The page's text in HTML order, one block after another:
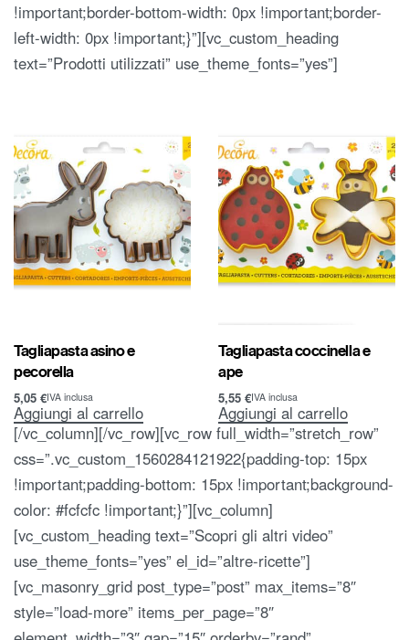
!important;border-bottom-width: 0px !important;border-
left-width: 0px !important;}”][vc_custom_heading
text=”Prodotti utilizzati” use_theme_fonts=”yes”]
Tagliapasta asino e
pecorella
5,05 €IVA inclusa
Aggiungi al carrello
Tagliapasta coccinella e
ape
5,55 €IVA inclusa
Aggiungi al carrello
[/vc_column][/vc_row][vc_row full_width=”stretch_row”
css=”.vc_custom_1560284121922{padding-top: 15px
!important;padding-bottom: 15px !important;background-
color: #fcfcfc !important;}”][vc_column]
[vc_custom_heading text=”Scopri gli altri video”
use_theme_fonts=”yes” el_id=”altre-ricette”]
[vc_masonry_grid post_type=”post” max_items=”8″
style=”load-more” items_per_page=”8″